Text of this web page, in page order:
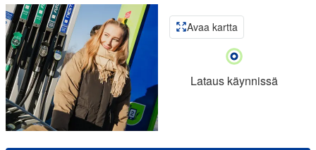
Lataus käynnissä
Avaa kartta